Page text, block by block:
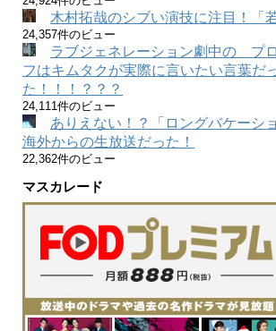
木村拓哉のシブい演技に注目！「
24,357件のビュー
ラブジェネレーション劇中の プ
フはキムタクが実際に言いたい言葉だ
た！！！？？？
24,111件のビュー
ありえない！？「ロングバケーシ
海外からの生放送だった！
22,362件のビュー
マスカレード